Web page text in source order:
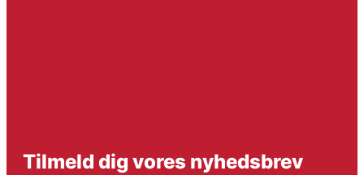
Tilmeld dig vores nyhedsbrev